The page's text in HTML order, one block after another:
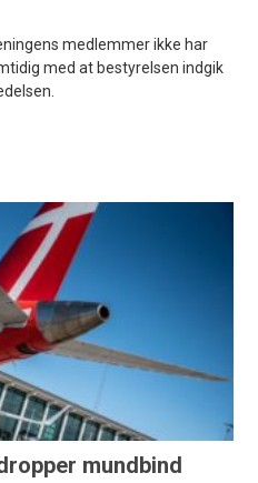
medlemmer ikke har
med at bestyrelsen indgik
mundbind